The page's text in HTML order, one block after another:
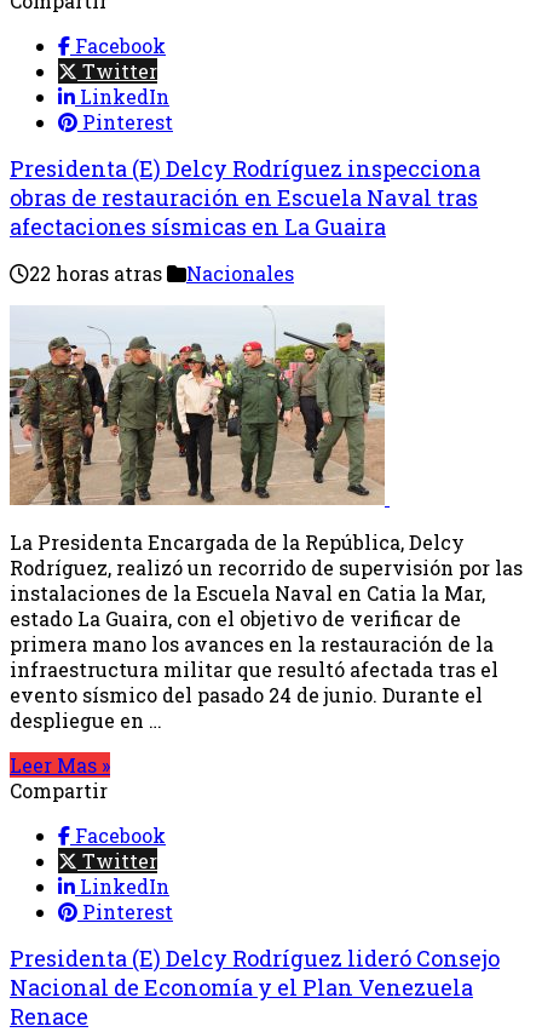
Facebook
Twitter
LinkedIn
Pinterest
Presidenta (E) Delcy Rodríguez inspecciona
obras de restauración en Escuela Naval tras
afectaciones sísmicas en La Guaira
22 horas atras Nacionales
La Presidenta Encargada de la República, Delcy
Rodríguez, realizó un recorrido de supervisión por las
instalaciones de la Escuela Naval en Catia la Mar,
estado La Guaira, con el objetivo de verificar de
primera mano los avances en la restauración de la
infraestructura militar que resultó afectada tras el
evento sísmico del pasado 24 de junio. Durante el
despliegue en …
Leer Mas »
Compartir
Facebook
Twitter
LinkedIn
Pinterest
Presidenta (E) Delcy Rodríguez lideró Consejo
Nacional de Economía y el Plan Venezuela
Renace